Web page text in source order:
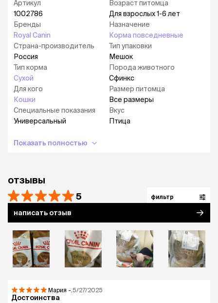
Артикул
1002786
Бренды
Royal Canin
Страна-производитель
Россия
Тип корма
Сухой
Для кого
Кошки
Специальные показания
Универсальный
Возраст питомца
Для взрослых 1-6 лет
Назначение
Корма повседневные
Тип упаковки
Мешок
Порода животного
Сфинкс
Размер питомца
Все размеры
Вкус
Птица
Показать полностью
отзывы
5 фильтр
написать отзыв
Мария -. 5/27/2025
Достоинства